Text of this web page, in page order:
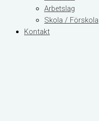
Arbetslag
Skola / Förskola
Kontakt